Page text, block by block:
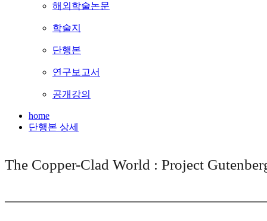
해외학술논문
학술지
단행본
연구보고서
공개강의
home
단행본 상세
The Copper-Clad World : Project